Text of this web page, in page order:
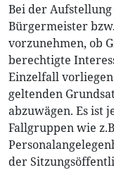
Bei der
Bürgermeister
vorzunehmen, ob
berechtigte
Einzelfall
geltenden
abzuwägen. Es ist
Fallgruppen wie
der